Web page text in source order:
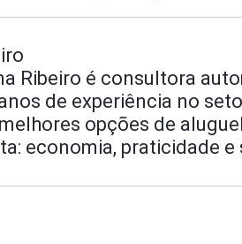
Ribeiro é consultora
de experiência no
opções de
economia, praticidade e